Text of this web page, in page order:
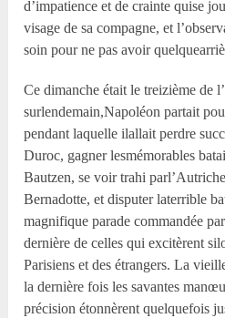
d’impatience et de crainte quise
visage de sa compagne, et
soin pour ne pas avoir
Ce dimanche était le treizième de
surlendemain,Napoléon partait
pendant laquelle ilallait perdre
Duroc, gagner lesmémorables
Bautzen, se voir trahi
Bernadotte, et disputer laterrible
magnifique parade commandée
dernière de celles qui excitèrent
Parisiens et des étrangers. La
la dernière fois les savantes
précision étonnèrent quelquefois